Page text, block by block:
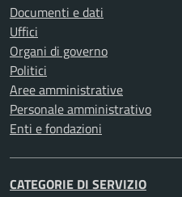
Documenti e dati
Uffici
Organi di governo
Politici
Aree amministrative
Personale amministrativo
Enti e fondazioni
CATEGORIE DI SERVIZIO